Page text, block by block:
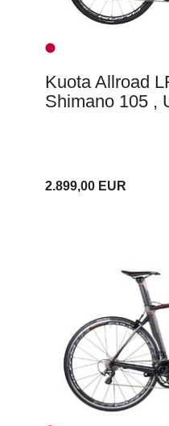
Kuota Allroad
Shimano 105 ,
2.899,00 EUR